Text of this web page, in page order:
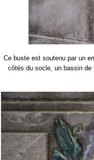
Ce buste est soutenu par un
côtés du socle, un bassin de